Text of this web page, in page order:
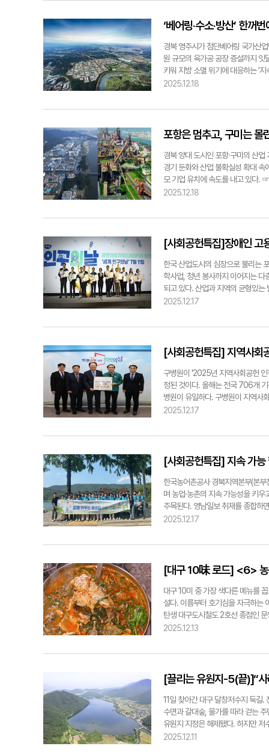
민의 건강과 돌봄을 책임지는 공
있는 음식"이라고 평가했다. 초등학
음식으로 꼽힌다. 겉이 바싹하고
자 hellowis@yeongnam.com
전공했다. "제가 갔을 때 일본이 최
속에서 유학을 떠났는데, 힘들긴
작업으로 눈에 띄는 활동을 했다.
Frechen(서독국제판화비엔날레전)
고 있다. 전국민 누구나 하나쯤 가
명의 이기라고는 오로지 클래식
삶을 획기적으로 바꿔왔습니다. 그
즘 만들어진 작품을 일컫는 말은 아
게 가장 중요한 것은 창의성, 진정
도 내놓았다. "예전보다는 많이 나
획과 작품 운송, 홍보와 평론의뢰
해주어야 할 것 같아요." 김은경기
치가 일반 미숙아 치료보다 훨씬 더
야 했다. 피부 관리가 가장 큰 어려
화하기 위해 모든 접촉은 극도로 조
속이었다. 그 중에서도 출생 후 3~4
능 저하로 인해 심장 기능까지 영향
원 차원에서 비용을 청구하지 않고
수 있었던 점도 특징적인 부분이었
제 간호사 한 명이 유주 양만 전담
체계로 운영됐다. 소아청소년과 교
상태였다. 아기 상태 변화는 매우
화도 모두 치료 판단의 근거가 됐
정적 신호는. "기도 삽관을 제거한
전문의였다. 지속적인 교육을 통해
복지부와 대구시의 신생아집중치
려운 영역이다. 아기는 상태를 표
이어갈 수 있었던 동력은. "큰 동력
급격히 떨어졌다가 회복되는 과정
인 치료를 원했고, 출생 이후에도
목표는 또래와 함께 학교에 다니고
원의 지속적인 지원이 반드시 필
신 기계면을 사용한다. 그렇다보니
시마, 양파, 무, 대파 등을 넣어 시
로 올린다. '누른국수' 명칭 유래에
방식에서 비롯된 이름이라는 것이
생겼다는 것이다. 또 하나 빼놓을
장터 국숫집에서는 값싸고 고소한
한 성격 때문에 빨리 나오는 음식을
기에 국수만한 것이 없어요"라고
대 구분없이 모두가 자주 찾는 음
정직한 손맛과 투박한 매력이 돋보
'대구 10미 시식단'으로 나선 경기
씨는 먼저 '누른국수' 어원에 대해
물도 매력적이고 풍미가 좋다"며 "
다"고 했다. 또 "왜 칼국수가 대구
에서 간편하게 즐기는 누른국수 레
먼저 건지고 멸치는 체에 걸러 육
풍미를 살린다. 3. 면 삶기: 칼국수
간 맞추기 : 국간장으로 기본 간을
‘베어링·수소·방산’ 한꺼
경북 영주시가 첨단베어링 국가산
원 규모의 육가공 공장 증설까지 잇
키워 지방 소멸 위기에 대응하는 '
축은 '첨단베어링 국가산업단지'다.
정수소 발전소 및 대형 배터리 에
평) 부지에 500MW급 무탄소 청정
천억원, 직접 고용 200명 이상을
고, 이후 AI 데이터산업과 전력관리
트리와 2천200억원 규모의 방위산
122만㎡(37만 평) 부지에 최첨단
력'도 키운다는 전략이다. 영주시
지에 육가공 공장을 증설하는 계획
이 연결되는 구조를 만들겠다는 것
게 한다고 보고 있다. 영주시는 산
EMU 정비기지, 국도 28호선 신설
이 함께 개선될 수 있다는 판단이다
농업이 연결된 다층적 산업 구조는
zebo15@yeongnam.com
2025.12.18
포항은 멈추고, 구미는
경북 양대 도시인 포항·구미의 산
경기 둔화와 산업 불확실성 확대 속
모 기업 유치에 속도를 내고 있다.
와 투자액은 뚜렷한 감소세를 나타
주력 기업의 실적이 흔들렸다. 여기
를 조절하고 있다. 대기업의 긴축은
미는 미래 첨단산업을 중심으로 뚜
업을 유치해 10조6천억원의 투자
부품 특화단지 지정 이후 한화시스
게 재편되고 있다. 특히 구미국가5
2025.12.18
[사회공헌특집]장애인 고
한국 산업도시의 심장으로 불리는
학사업, 청년 봉사까지 이어지는 다
되고 있다. 산업과 지역의 균형있
2007년 설립한 자회사형 장애인표
애학생들에게 안정적 학업 환경을
례로 평가 받는다. 이 같은 노력을
표창도 수상했다. 미래 인재 육성의
상을 통해 우수 인물을 조명하고, '
의인과 가족을 돕는 '히어로즈펠로
글로벌스칼러십'은 해외 우수 대학
코의 사회공헌은 장애인 고용, 교육
있다. 기업의 자원이 지역사회 변화
능한 생태계를 구축하며 사회적 가
기자 ktk@yeongnam.com
2025.12.17
[사회공헌특집] 지역사회
구병원이 '2025년 지역사회공헌
정된 것이다. 올해는 전국 706개
병원이 유일하다. 구병원이 지역사
병원 봉사단은 독거노인·노숙인·장
했다. 겨울철에는 쪽방촌 주민들에
는 데 기여했다. 이 같은 활동은 단
한 것으로 평가된다. 구병원의 사회
를 펼치며 의료 접근성이 취약한 국
도권 바깥의 취약계층까지 지원 범
가 최근 반대쪽 탈장이 발생해 다시
요한 순간에 가장 먼저 움직이는 의
"국민 건강을 지키고 사회적 약자를
든 찾아가 지속적이고 책임 있는
kang@yeongnam.com
2025.12.17
[사회공헌특집] 지속 가
한국농어촌공사 경북지역본부(본
며 농업·농촌의 지속 가능성을 키
주목된다. 영남일보 취재를 종합하
께 가꾸는 호숫길 쓰담쓰담'을 3년
이를 통해 현장 직원들의 참여와 정
지역 대학생으로 구성된 'K-청렴 서
하고 있다. 서포터즈의 활동 성과에
화 조성의 주체로 참여하고, 지역
고 있다. 경북본부는 고령 농업인의
만 65세 이상 고령 농업인이 농지를
창구로 기능하고 있다는 평가다. 서
현장에서 체감할 수 있는 실질적인
하겠다"고 밝혔다. ※ 본 기사는 광
2025.12.17
[대구 10味 로드] <6> 농
대구 10미 중 가장 색다른 메뉴를
설다. 이름부터 호기심을 자극하는
탄생 대구도시철도 2호선 종점인
성업 중인데, 이 목가적인 농촌 마
민들도 너도나도 매운탕집을 열게
영하는 임영숙(70) 사장도 1995년
것도, 원래 살림집으로 지은 공간
다. 손님들은 주말 나들이 오듯 이
지하철을 무료로 이용하는 어르신
신도 많단다. 지금은 환경규제로 인
2025.12.13
[끌리는 유원지-5(끝)]“
11일 찾아간 대구 달창저수지 둑길
수면과 갈대숲, 물가를 따라 걷는
유원지 지정은 해제됐다. 하지만 저
전부터 참 아까운 곳이었죠." 둑길
2025.12.11